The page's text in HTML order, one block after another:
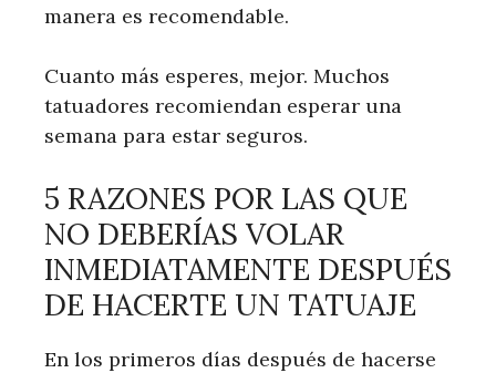
manera es recomendable.
Cuanto más esperes, mejor. Muchos
tatuadores recomiendan esperar una
semana para estar seguros.
5 RAZONES POR LAS QUE
NO DEBERÍAS VOLAR
INMEDIATAMENTE DESPUÉS
DE HACERTE UN TATUAJE
En los primeros días después de hacerse